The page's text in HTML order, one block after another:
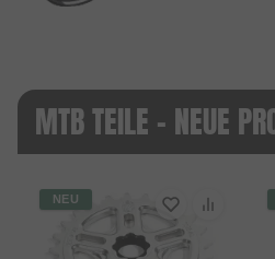
MTB TEILE - NEUE
NEU